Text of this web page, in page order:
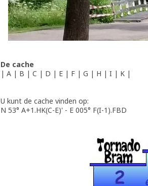
De cache
| A | B | C | D | E | F | G | H | I | K |
U kunt de cache vinden op:
N 53° A+1.HK(C-E)' - E 005° F(I-1).FBD